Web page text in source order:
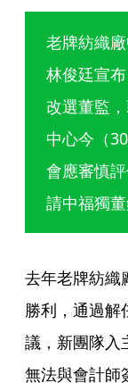
老牌紡織
林俊廷宣
改選董監
中心今（
會應審慎
請中福獨
去年老牌紡織
勝利，通過解
議，新團隊入
無法與會計師